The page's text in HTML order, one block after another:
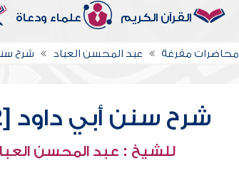
القرآن الكريم علماء ودعاة
محاضرات مفرغة عبد المحسن العباد شرح
شرح سنن أبي داود [142]
للشيخ : عبد المحسن